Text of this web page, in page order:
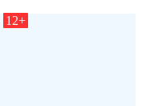
12+